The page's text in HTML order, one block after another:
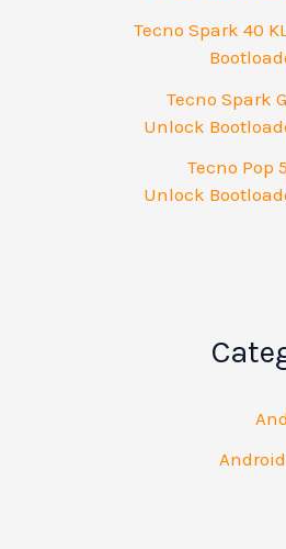
Tecno Spark 40
Tecno Spark
Unlock
Tecno Pop
Unlock